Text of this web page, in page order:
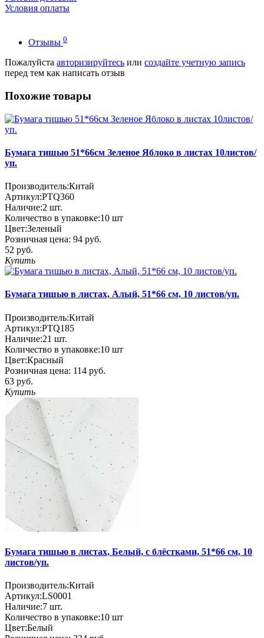
Условия оплаты
Отзывы 0
Пожалуйста авторизируйтесь или создайте учетную запись
перед тем как написать отзыв
Похожие товары
Бумага тишью 51*66см Зеленое Яблоко в листах 10листов/
уп.
Производитель:Китай
Артикул:PTQ360
Наличие:2 шт.
Количество в упаковке:10 шт
Цвет:Зеленый
Розничная цена: 94 руб.
52 руб.
Купить
Бумага тишью в листах, Алый, 51*66 см, 10 листов/уп.
Производитель:Китай
Артикул:PTQ185
Наличие:21 шт.
Количество в упаковке:10 шт
Цвет:Красный
Розничная цена: 114 руб.
63 руб.
Купить
Бумага тишью в листах, Белый, с блёстками, 51*66 см, 10
листов/уп.
Производитель:Китай
Артикул:LS0001
Наличие:7 шт.
Количество в упаковке:10 шт
Цвет:Белый